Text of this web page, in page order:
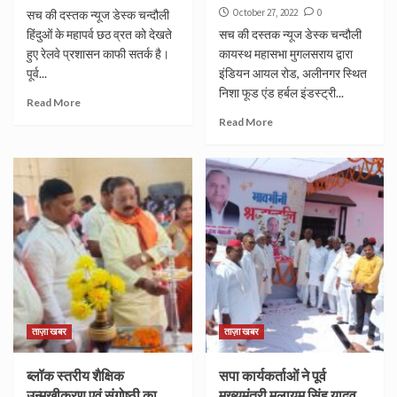
सच की दस्तक न्यूज डेस्क चन्दौली
हिंदुओं के महापर्व छठ व्रत को देखते
हुए रेलवे प्रशासन काफी सतर्क है।
पूर्व...
Read More
October 27, 2022 0
सच की दस्तक न्यूज डेस्क चन्दौली
कायस्थ महासभा मुगलसराय द्वारा
इंडियन आयल रोड, अलीनगर स्थित
निशा फूड एंड हर्बल इंडस्ट्री...
Read More
ताज़ा खबर
ब्लॉक स्तरीय शैक्षिक
ताज़ा खबर
सपा कार्यकर्ताओं ने पूर्व